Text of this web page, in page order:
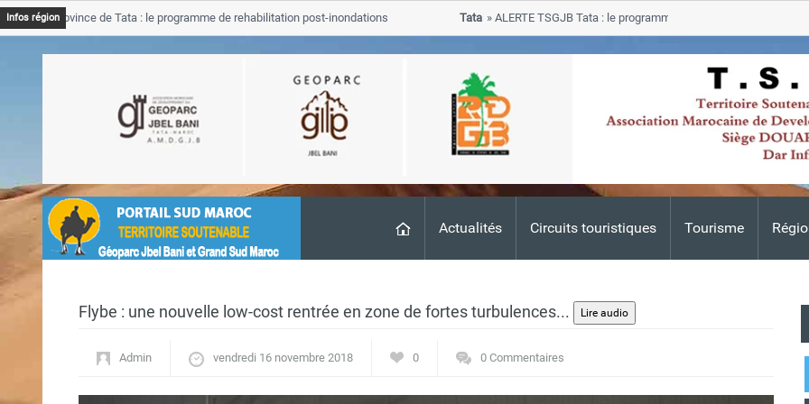
Actualités Circuits touristiques Tourisme
Infos région
Province de Tata : le programme de rehabilitation post-inondations
ALERTE TSGJB Tata : le programme de rehabilitation post-
progresse dans les zones sinistrees
Flybe : une nouvelle low-cost rentrée en zone de fortes turbulences...
Admin vendredi 16 novembre 2018 0 0 Commentaires